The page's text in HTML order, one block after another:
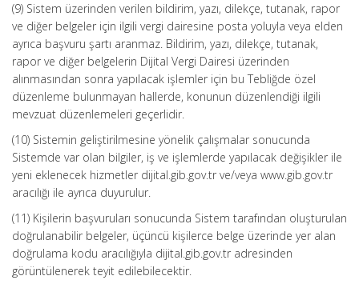
(9) Sistem üzerinden verilen bildirim, yazı, dilekçe, tutanak, rapor
ve diğer belgeler için ilgili vergi dairesine posta yoluyla veya elden
ayrıca başvuru şartı aranmaz. Bildirim, yazı, dilekçe, tutanak,
rapor ve diğer belgelerin Dijital Vergi Dairesi üzerinden
alınmasından sonra yapılacak işlemler için bu Tebliğde özel
düzenleme bulunmayan hallerde, konunun düzenlendiği ilgili
mevzuat düzenlemeleri geçerlidir.
(10) Sistemin geliştirilmesine yönelik çalışmalar sonucunda
Sistemde var olan bilgiler, iş ve işlemlerde yapılacak değişikler ile
yeni eklenecek hizmetler dijital.gib.gov.tr ve/veya www.gib.gov.tr
aracılığı ile ayrıca duyurulur.
(11) Kişilerin başvuruları sonucunda Sistem tarafından oluşturulan
doğrulanabilir belgeler, üçüncü kişilerce belge üzerinde yer alan
doğrulama kodu aracılığıyla dijital.gib.gov.tr adresinden
görüntülenerek teyit edilebilecektir.